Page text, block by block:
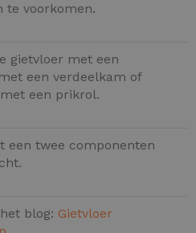
te voorkomen.
gietvloer met een
een verdeelkam of
een prikrol.
een twee componenten
blog: Gietvloer